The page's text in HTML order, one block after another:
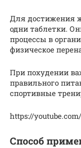
Для достижения
одни таблетки.
процессы в
физическое
При похудении
правильного
спортивные
https://
Способ